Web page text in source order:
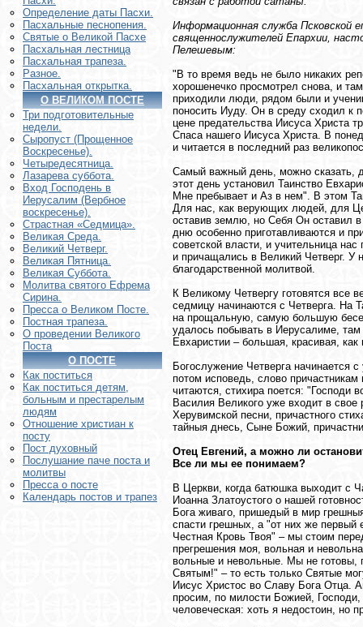
Определение даты Пасхи.
Пасхальные песнопения.
Святые о Великой Пасхе
Пасхальная лестница
Пасхальная трапеза.
Разное.
Пасхальная открытка.
О ВЕЛИКОМ ПОСТЕ
Три подготовительные
недели.
Сыропуст (Прощенное
Воскресенье).
Четыредесятница.
Лазарева суббота.
Вход Господень в
Иерусалим (Вербное
воскресенье).
Страстная «Седмица».
Великая Среда.
Великий Четверг.
Великая Пятница.
Великая Суббота.
Молитва святого Ефрема
Сирина.
Пресса о Великом Посте.
Постная трапеза.
О проведении Великого
Поста
О ПОСТЕ
Как поститься
Как поститься детям,
больным и престарелым
людям
Отношение христиан к
посту
Пост духовный
Послушание паче поста и
молитвы
Пресса о посте
Календарь постов и трапез
Информационная служба Псковской
священнослужителей Епархии,
Пелешевым:
"В то время ведь не было никаких
хорошенечко просмотрел снова, и
приходили люди, рядом были и
поносить Иуду. Он в среду сходил к
цене предательства Иисуса Христа
Спаса нашего Иисуса Христа. В
и читается в последний раз
Самый важный день, можно сказать,
этот день установил Таинство
Мне пребывает и Аз в нем". В этом
Для нас, как верующих людей, для
оставив землю, но Себя Он оставил
дню особенно приготавливаются и
советской власти, и учительница
и причащались в Великий Четверг. У
благодарственной молитвой.
К Великому Четвергу готовятся все
седмицу начинаются с Четверга. На
на прощальную, самую большую
удалось побывать в Иерусалиме, там
Евхаристии – большая, красивая,
Богослужение Четверга начинается
потом исповедь, слово причастникам
читаются, стихира поется: "Господи
Василия Великого уже входит в свое
Херувимской песни, причастного
тайныя днесь, Сыне Божий,
Отец Евгений, а можно ли
Все ли мы ее понимаем?
В Церкви, когда батюшка выходит с
Иоанна Златоустого о нашей
Бога живаго, пришедый в мир
спасти грешных, а "от них же
Честная Кровь Твоя" – мы стоим
прегрешения моя, вольная и
вольные и невольные. Мы не готовы,
Святым!" – то есть только Святые
Иисус Христос во Славу Бога Отца.
просим, по милости Божией,
человеческая: хоть я недостоин, но